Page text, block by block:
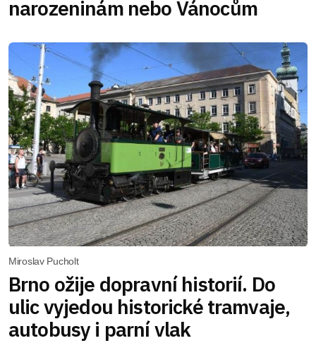
narozeninám nebo Vánocům
Miroslav Pucholt
Brno ožije dopravní historií. Do
ulic vyjedou historické tramvaje,
autobusy i parní vlak